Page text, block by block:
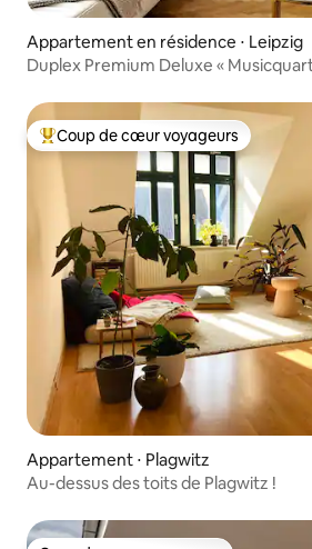
Appartement en résidence ⋅ Leipzig
Duplex Premium Deluxe «
Coups de cœur voyageurs les plus
Coup de cœur voyageurs
Appartement ⋅ Plagwitz
Au-dessus des toits de Plagwitz !